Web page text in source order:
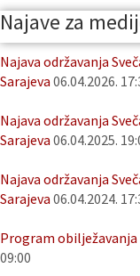
Najave za
Najava održavanja
Sarajeva 06.04.2026.
Najava održavanja
Sarajeva 06.04.2025.
Najava održavanja
Sarajeva 06.04.2024.
Program obilježavanja
09:00